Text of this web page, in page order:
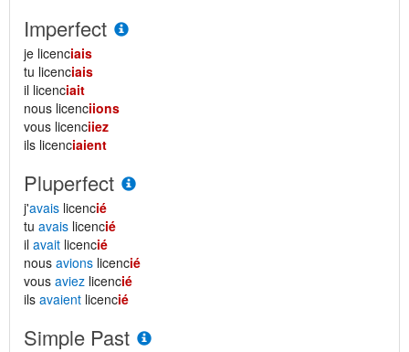
Imperfect
je licenciais
tu licenciais
il licenciait
nous licenciions
vous licenciiez
ils licenciaient
Pluperfect
j'avais licencié
tu avais licencié
il avait licencié
nous avions licencié
vous aviez licencié
ils avaient licencié
Simple Past